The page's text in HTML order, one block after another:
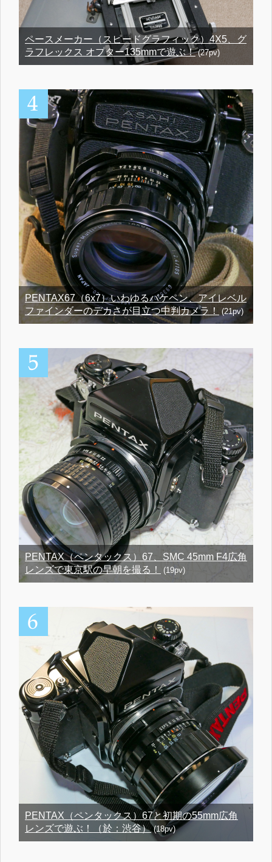
ペースメーカー（スピードグラフィック）4X5、グ
ラフレックス オプター135mmで遊ぶ！(27pv)
PENTAX67（6x7）いわゆるバケペン、アイレベル
ファインダーのデカさが目立つ中判カメラ！
(21pv)
PENTAX（ペンタックス）67、SMC 45mm F4広角
レンズで東京駅の早朝を撮る！
(19pv)
PENTAX（ペンタックス）67と初期の55mm広角
レンズで遊ぶ！（於：渋谷）(18pv)